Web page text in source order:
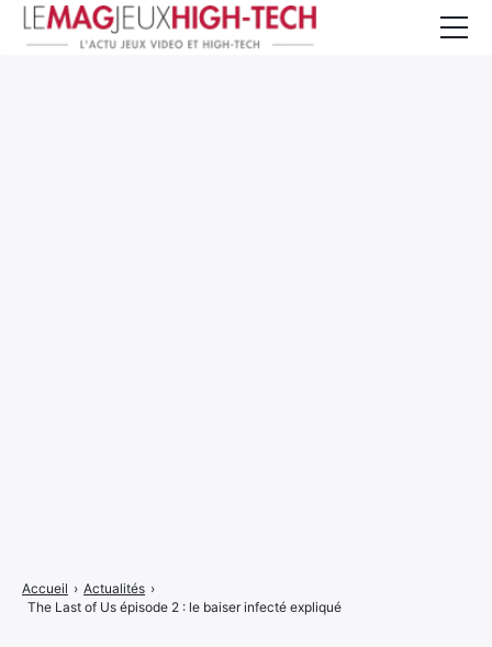
Accueil › Actualités ›
The Last of Us épisode 2 : le baiser infecté expliqué